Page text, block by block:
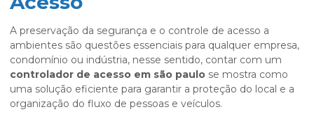
A preservação da segurança e o controle de acesso a
ambientes são questões essenciais para qualquer empresa,
condomínio ou indústria, nesse sentido, contar com um
controlador de acesso em são paulo se mostra como
uma solução eficiente para garantir a proteção do local e a
organização do fluxo de pessoas e veículos.